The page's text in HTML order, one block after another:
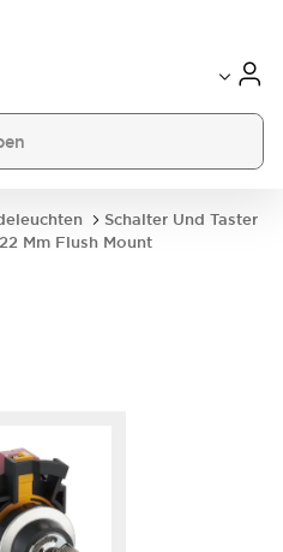
Schalter Und Taster
Mm Flush Mount